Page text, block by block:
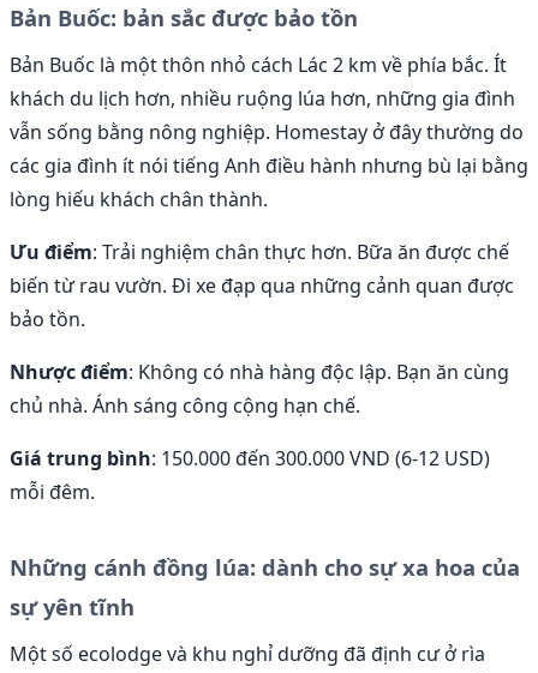
Bản Buốc: bản sắc được bảo tồn
Bản Buốc là một thôn nhỏ cách Lác 2 km về phía bắc. Ít
khách du lịch hơn, nhiều ruộng lúa hơn, những gia đình
vẫn sống bằng nông nghiệp. Homestay ở đây thường do
các gia đình ít nói tiếng Anh điều hành nhưng bù lại bằng
lòng hiếu khách chân thành.
Ưu điểm: Trải nghiệm chân thực hơn. Bữa ăn được chế
biến từ rau vườn. Đi xe đạp qua những cảnh quan được
bảo tồn.
Nhược điểm: Không có nhà hàng độc lập. Bạn ăn cùng
chủ nhà. Ánh sáng công cộng hạn chế.
Giá trung bình: 150.000 đến 300.000 VND (6-12 USD)
mỗi đêm.
Những cánh đồng lúa: dành cho sự xa hoa của
sự yên tĩnh
Một số ecolodge và khu nghỉ dưỡng đã định cư ở rìa